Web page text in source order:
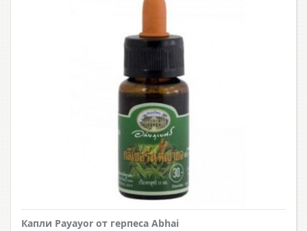
Капли Payayor от герпеса Abhai